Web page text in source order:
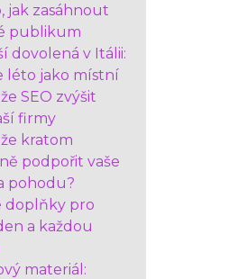
jak zasáhnout
publikum
dovolená v Itálii:
léto jako místní
SEO zvýšit
firmy
kratom
podpořit vaše
pohodu?
doplňky pro
a každou
materiál: